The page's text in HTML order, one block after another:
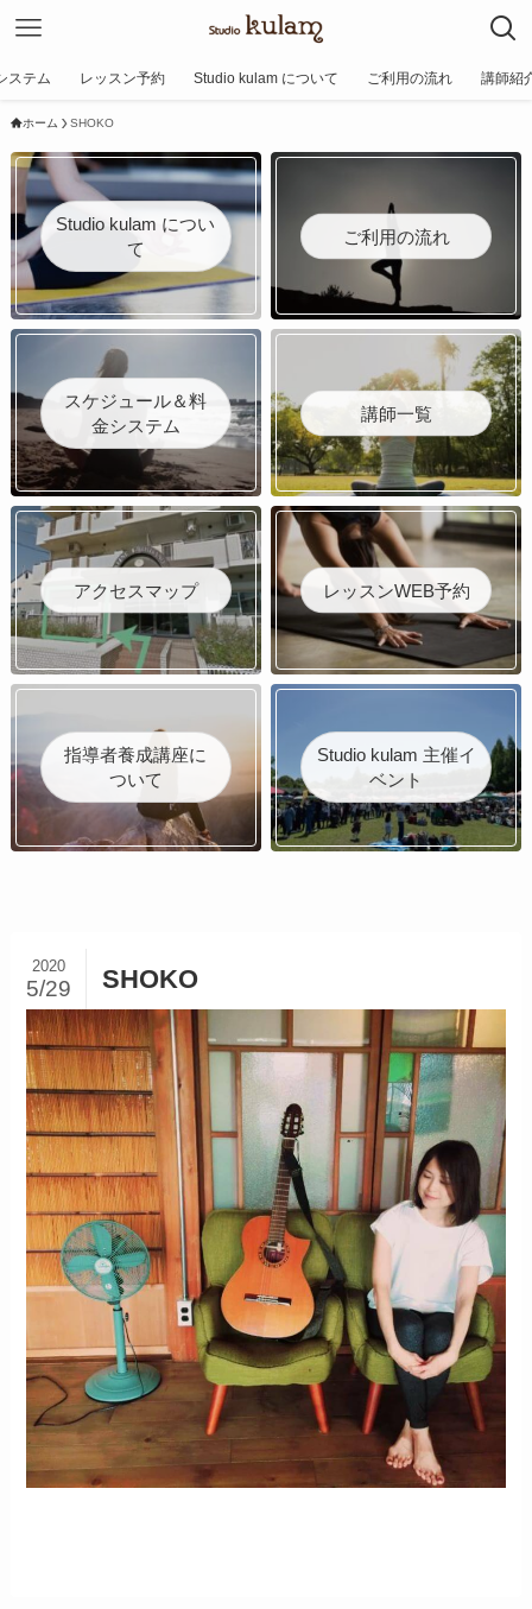
ステム レッスン予約 Studio kulam について ご利用の流れ 講師紹
ホーム SHOKO
Studio kulam につい
て
ご利用の流れ
スケジュール＆料
金システム
講師一覧
アクセスマップ レッスンWEB予約
指導者養成講座に
ついて
Studio kulam 主催イ
ベント
SHOKO
2020
5/29